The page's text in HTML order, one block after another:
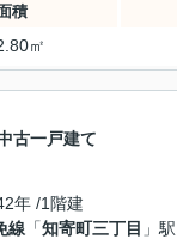
積
㎡
古一戸建て
年 /1階建
線 「知寄町三丁目 」